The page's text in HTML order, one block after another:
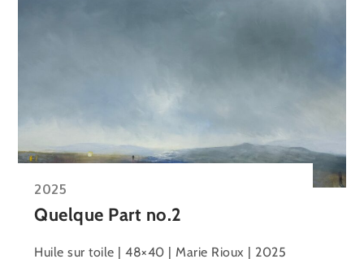
2025
Quelque Part no.2
Huile sur toile | 48×40 | Marie Rioux | 2025